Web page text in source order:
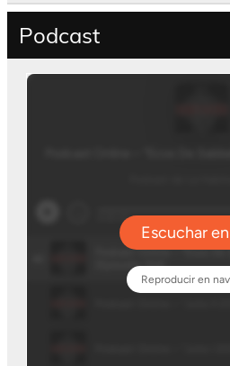
Podcast